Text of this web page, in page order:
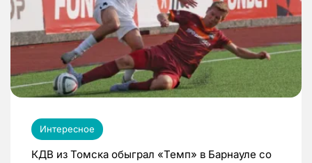
Интересное
КДВ из Томска обыграл «Темп» в Барнауле со